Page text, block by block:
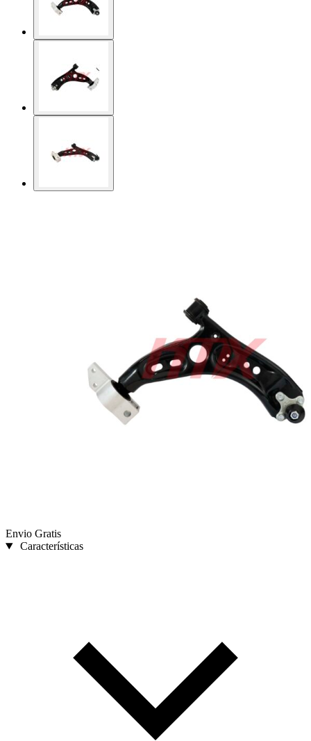
Envio Gratis
Características